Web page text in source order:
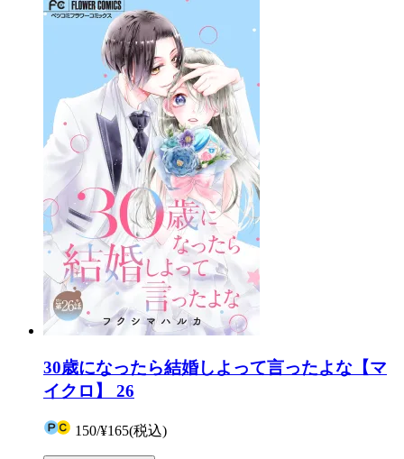
30歳になったら結婚しよって言ったよな【マ
イクロ】 26
150/¥165(税込)